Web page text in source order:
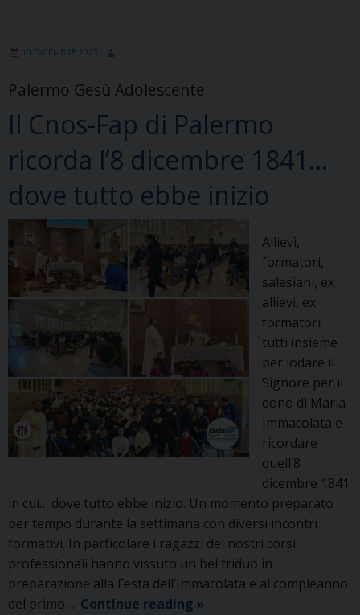
10 DICEMBRE 2023
Palermo Gesù Adolescente
Il Cnos-Fap di Palermo
ricorda l’8 dicembre 1841…
dove tutto ebbe inizio
Allievi,
formatori,
salesiani, ex
allievi, ex
formatori…
tutti insieme
per lodare il
Signore per il
dono di Maria
Immacolata e
ricordare
quell’8
dicembre 1841
in cui… dove tutto ebbe inizio. Un momento preparato
per tempo durante la settimana con diversi incontri
formativi. In particolare i ragazzi dei nostri corsi
professionali hanno vissuto un bel triduo in
preparazione alla Festa dell’Immacolata e al compleanno
del primo … Continue reading Il
»